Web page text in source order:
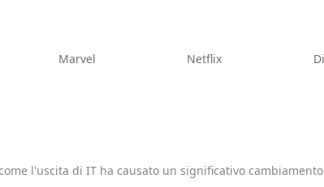
Marvel Netflix
l'uscita di IT ha causato un significativo